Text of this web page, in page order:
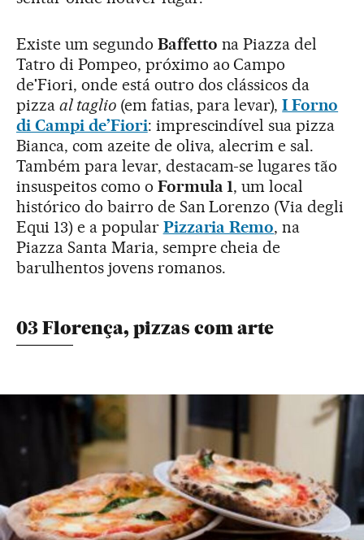
Existe um segundo Baffetto na Piazza del
Tatro di Pompeo, próximo ao Campo
de'Fiori, onde está outro dos clássicos da
pizza al taglio(em fatias, para levar),I Forno
di Campi de’Fiori: imprescindível sua pizza
Bianca, com azeite de oliva, alecrim e sal.
Também para levar, destacam-se lugares tão
insuspeitos como o Formula 1, um local
histórico do bairro de San Lorenzo (Via degli
Equi 13) e a popular Pizzaria Remo, na
Piazza Santa Maria, sempre cheia de
barulhentos jovens romanos.
03 Florença, pizzas com arte